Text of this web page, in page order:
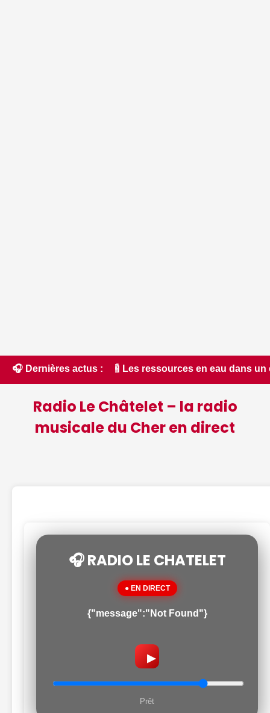
🎧 Dernières actus :
📰 Les ressources en eau dans un état critique
Radio Le Châtelet – la radio
musicale du Cher en direct
🎧 RADIO LE CHATELET
● EN DIRECT
{"message":"Not Found"}
▶
Prêt